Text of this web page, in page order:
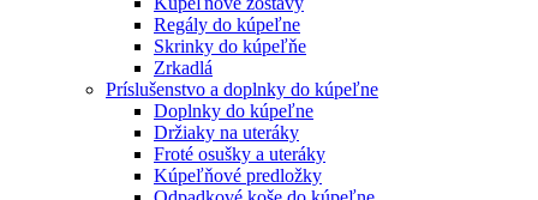
Regály do kúpeľne
Skrinky do kúpeľňe
Zrkadlá
Príslušenstvo a doplnky do kúpeľne
Doplnky do kúpeľne
Držiaky na uteráky
Froté osušky a uteráky
Kúpeľňové predložky